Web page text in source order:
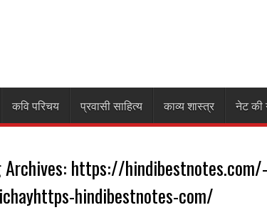
कवि परिचय प्रवासी साहित्य काव्य शास्त्र नेट की
Archives: https://
hindibestnotes-com/